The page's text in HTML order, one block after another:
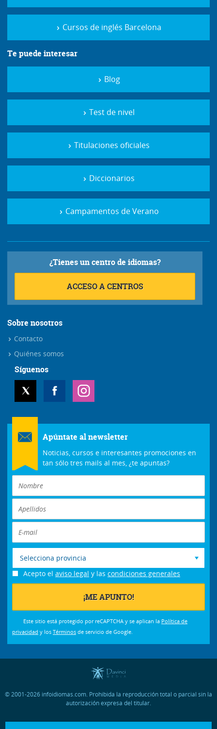
Cursos de inglés Barcelona
Te puede interesar
Blog
Test de nivel
Titulaciones oficiales
Diccionarios
Campamentos de Verano
¿Tienes un centro de idiomas?
ACCESO A CENTROS
Sobre nosotros
Contacto
Quiénes somos
Síguenos
Apúntate al newsletter
Noticias, cursos e interesantes promociones en
tan sólo tres mails al mes, ¿te apuntas?
Selecciona provincia
Acepto el aviso legal y las condiciones generales
Este sitio está protegido por reCAPTCHA y se aplican la Política de
privacidad y los Términos de servicio de Google.
© 2001-2026 infoidiomas.com. Prohibida la reproducción total o parcial sin la
autorización expresa del titular.